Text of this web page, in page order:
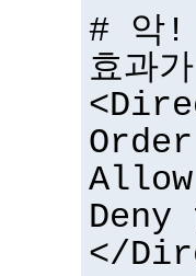
# 악!
효과
Deny
</